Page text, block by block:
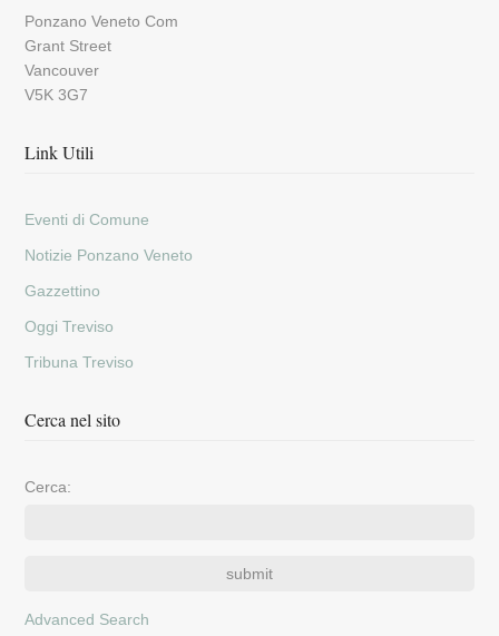
Ponzano Veneto Com
Grant Street
Vancouver
V5K 3G7
Link Utili
Eventi di Comune
Notizie Ponzano Veneto
Gazzettino
Oggi Treviso
Tribuna Treviso
Cerca nel sito
Cerca:
Advanced Search